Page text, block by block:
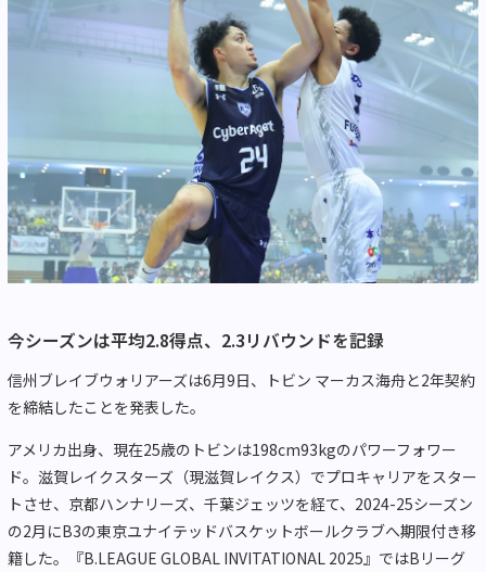
今シーズンは平均2.8得点、2.3リバウンドを記録
信州ブレイブウォリアーズは6月9日、トビン マーカス海舟と2年契約
を締結したことを発表した。
アメリカ出身、現在25歳のトビンは198cm93kgのパワーフォワー
ド。滋賀レイクスターズ（現滋賀レイクス）でプロキャリアをスター
トさせ、京都ハンナリーズ、千葉ジェッツを経て、2024-25シーズン
の2月にB3の東京ユナイテッドバスケットボールクラブへ期限付き移
籍した。『B.LEAGUE GLOBAL INVITATIONAL 2025』ではBリーグ